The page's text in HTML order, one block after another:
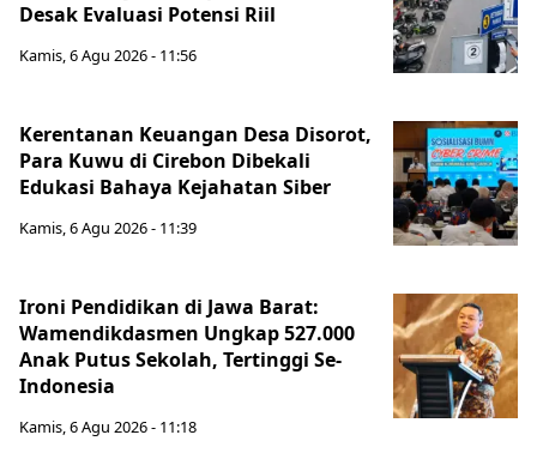
Desak Evaluasi Potensi Riil
Kamis, 6 Agu 2026 - 11:56
Kerentanan Keuangan Desa Disorot,
Para Kuwu di Cirebon Dibekali
Edukasi Bahaya Kejahatan Siber
Kamis, 6 Agu 2026 - 11:39
Ironi Pendidikan di Jawa Barat:
Wamendikdasmen Ungkap 527.000
Anak Putus Sekolah, Tertinggi Se-
Indonesia
Kamis, 6 Agu 2026 - 11:18